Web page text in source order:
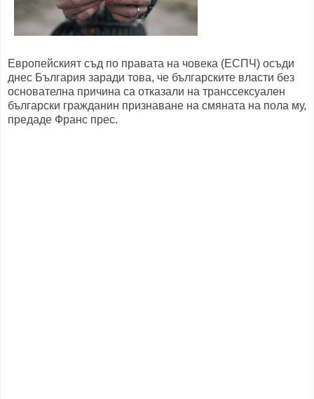
Европейският съд по правата на човека (ЕСПЧ) осъди
днес България заради това, че българските власти без
основателна причина са отказали на транссексуален
български гражданин признаване на смяната на пола му,
предаде Франс прес.